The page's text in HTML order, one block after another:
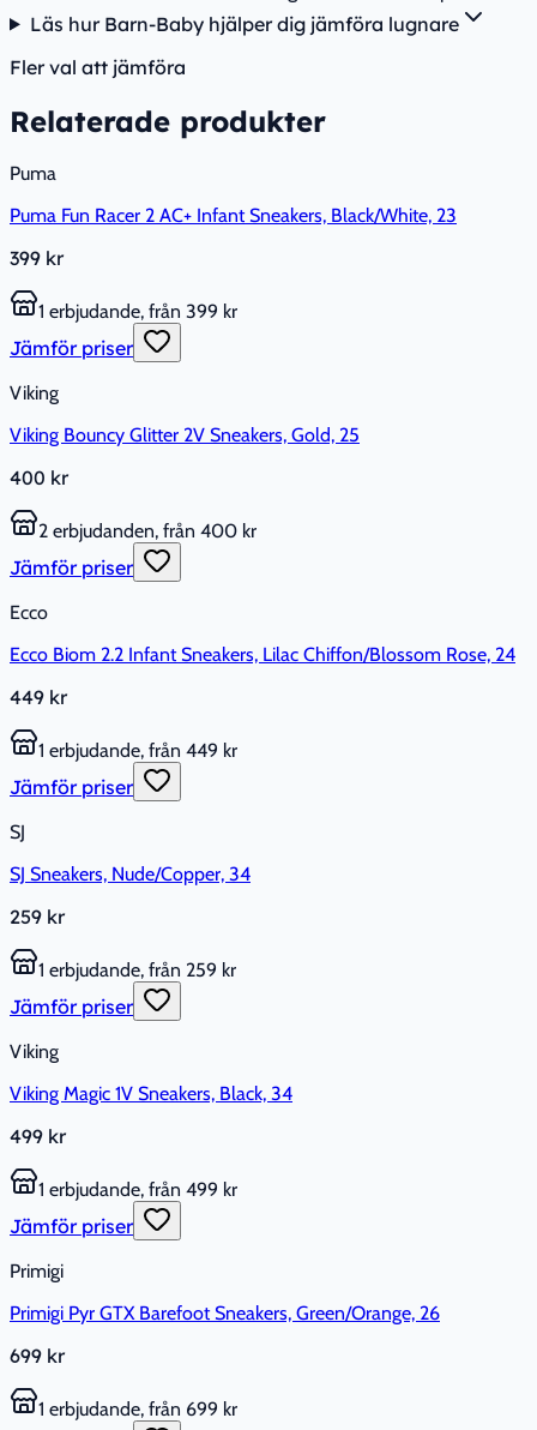
Läs hur Barn-Baby hjälper dig jämföra lugnare
Fler val att jämföra
Relaterade produkter
Puma
Puma Fun Racer 2 AC+ Infant Sneakers, Black/White, 23
399 kr
1 erbjudande, från 399 kr
Jämför priser
Viking
Viking Bouncy Glitter 2V Sneakers, Gold, 25
400 kr
2 erbjudanden, från 400 kr
Jämför priser
Ecco
Ecco Biom 2.2 Infant Sneakers, Lilac Chiffon/Blossom Rose, 24
449 kr
1 erbjudande, från 449 kr
Jämför priser
SJ
SJ Sneakers, Nude/Copper, 34
259 kr
1 erbjudande, från 259 kr
Jämför priser
Viking
Viking Magic 1V Sneakers, Black, 34
499 kr
1 erbjudande, från 499 kr
Jämför priser
Primigi
Primigi Pyr GTX Barefoot Sneakers, Green/Orange, 26
699 kr
1 erbjudande, från 699 kr